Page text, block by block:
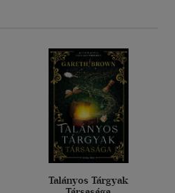
Talányos Tárgyak